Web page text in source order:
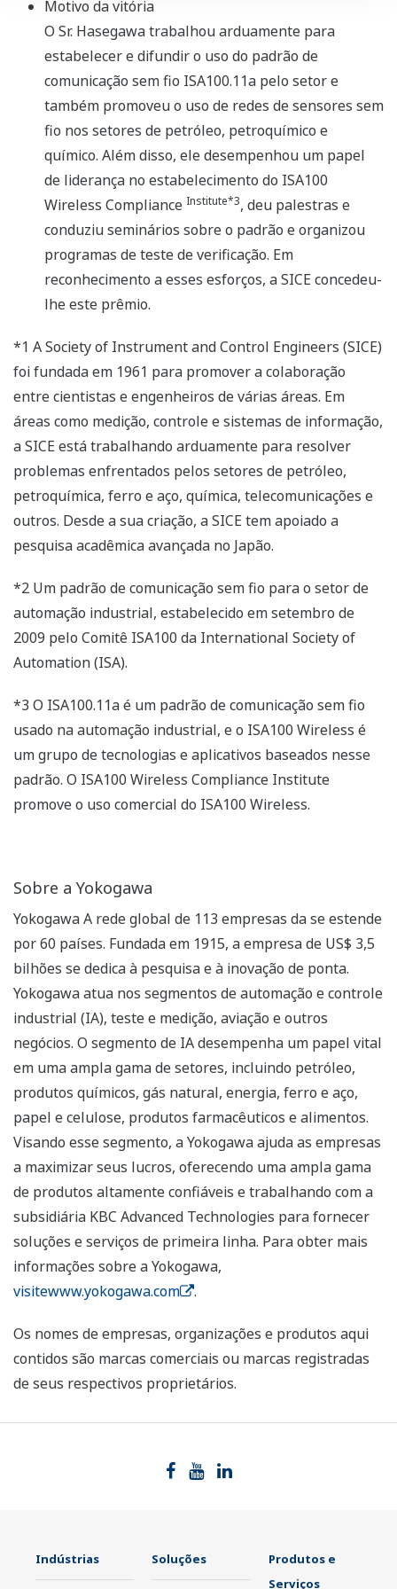
Motivo da vitória
O Sr. Hasegawa trabalhou arduamente para
estabelecer e difundir o uso do padrão de
comunicação sem fio ISA100.11a pelo setor e
também promoveu o uso de redes de sensores sem
fio nos setores de petróleo, petroquímico e
químico. Além disso, ele desempenhou um papel
de liderança no estabelecimento do ISA100
Wireless Compliance Institute*3, deu palestras e
conduziu seminários sobre o padrão e organizou
programas de teste de verificação. Em
reconhecimento a esses esforços, a SICE concedeu-
lhe este prêmio.
*1 A Society of Instrument and Control Engineers (SICE)
foi fundada em 1961 para promover a colaboração
entre cientistas e engenheiros de várias áreas. Em
áreas como medição, controle e sistemas de informação,
a SICE está trabalhando arduamente para resolver
problemas enfrentados pelos setores de petróleo,
petroquímica, ferro e aço, química, telecomunicações e
outros. Desde a sua criação, a SICE tem apoiado a
pesquisa acadêmica avançada no Japão.
*2 Um padrão de comunicação sem fio para o setor de
automação industrial, estabelecido em setembro de
2009 pelo Comitê ISA100 da International Society of
Automation (ISA).
*3 O ISA100.11a é um padrão de comunicação sem fio
usado na automação industrial, e o ISA100 Wireless é
um grupo de tecnologias e aplicativos baseados nesse
padrão. O ISA100 Wireless Compliance Institute
promove o uso comercial do ISA100 Wireless.
Sobre a Yokogawa
Yokogawa A rede global de 113 empresas da se estende
por 60 países. Fundada em 1915, a empresa de US$ 3,5
bilhões se dedica à pesquisa e à inovação de ponta.
Yokogawa atua nos segmentos de automação e controle
industrial (IA), teste e medição, aviação e outros
negócios. O segmento de IA desempenha um papel vital
em uma ampla gama de setores, incluindo petróleo,
produtos químicos, gás natural, energia, ferro e aço,
papel e celulose, produtos farmacêuticos e alimentos.
Visando esse segmento, a Yokogawa ajuda as empresas
a maximizar seus lucros, oferecendo uma ampla gama
de produtos altamente confiáveis e trabalhando com a
subsidiária KBC Advanced Technologies para fornecer
soluções e serviços de primeira linha. Para obter mais
informações sobre a Yokogawa,
visitewww.yokogawa.com
.
Os nomes de empresas, organizações e produtos aqui
contidos são marcas comerciais ou marcas registradas
de seus respectivos proprietários.
Indústrias Soluções
Produtos e
Serviços